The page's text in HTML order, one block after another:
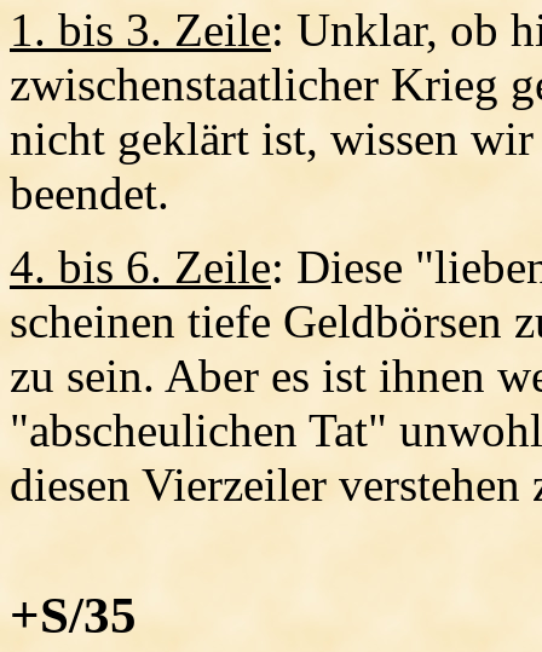
1. bis 3. Zeile: Unklar, ob
zwischenstaatlicher Krieg
nicht geklärt ist, wissen
beendet.
4. bis 6. Zeile: Diese
scheinen tiefe Geldbörsen
zu sein. Aber es ist ihnen
"abscheulichen Tat"
diesen Vierzeiler verstehen
+S/35